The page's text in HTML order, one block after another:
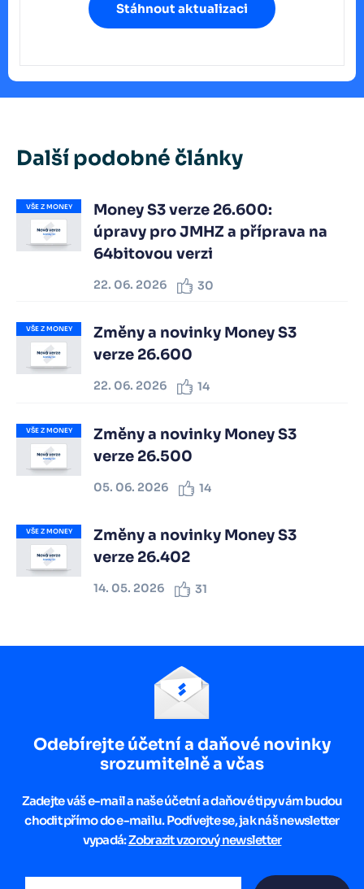
Stáhnout aktualizaci
Další podobné články
VŠE Z MONEY
Money S3 verze 26.600:
úpravy pro JMHZ a příprava na
64bitovou verzi
22. 06. 2026 30
VŠE Z MONEY
Změny a novinky Money S3
verze 26.600
22. 06. 2026 14
VŠE Z MONEY
Změny a novinky Money S3
verze 26.500
05. 06. 2026 14
VŠE Z MONEY
Změny a novinky Money S3
verze 26.402
14. 05. 2026 31
Odebírejte účetní a daňové novinky
srozumitelně a včas
Zadejte váš e-mail a naše účetní a daňové tipy vám budou
chodit přímo do e-mailu. Podívejte se, jak náš newsletter
vypadá:Zobrazit vzorový newsletter